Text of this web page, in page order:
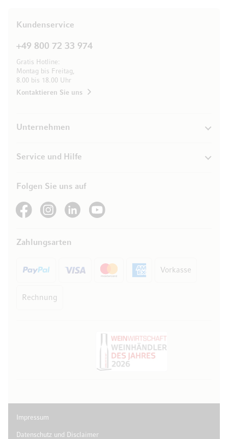
Kundenservice
+49 800 72 33 974
Gratis Hotline:
Montag bis Freitag,
8.00 bis 18.00 Uhr
Kontaktieren Sie uns
Unternehmen
Service und Hilfe
Folgen Sie uns auf
See our FacebookSee our Instagram account
See our LinkedInSee our YouTube channel
Zahlungsarten
Vorkasse
Rechnung
Impressum
Datenschutz und Disclaimer